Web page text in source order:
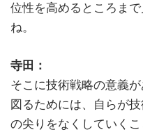
位性を高めるところま
ね。
寺田：
そこに技術戦略の意義
図るためには、自らが
の尖りをなくしていく